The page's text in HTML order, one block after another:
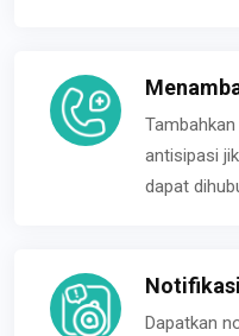
antisipasi
dapat
Dapatkan